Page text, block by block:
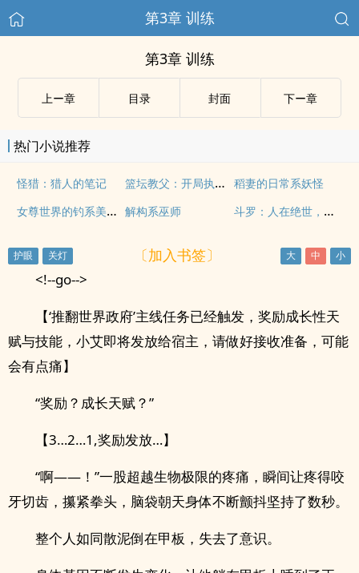
第3章 训练
第3章 训练
上ー章 目录 封面 下ー章
热门小说推荐
怪猎：猎人的笔记 篮坛教父：开局执教大姚夺冠 稻妻的日常系妖怪
女尊世界的钓系美少年 解构系巫师 斗罗：人在绝世，赝品神灵
〔加入书签〕
<!--go-->
【‘推翻世界政府’主线任务已经触发，奖励成长性天
赋与技能，小艾即将发放给宿主，请做好接收准备，可能
会有点痛】
“奖励？成长天赋？”
【3…2…1,奖励发放…】
“啊——！”一股超越生物极限的疼痛，瞬间让疼得咬
牙切齿，攥紧拳头，脑袋朝天身体不断颤抖坚持了数秒。
整个人如同散泥倒在甲板，失去了意识。